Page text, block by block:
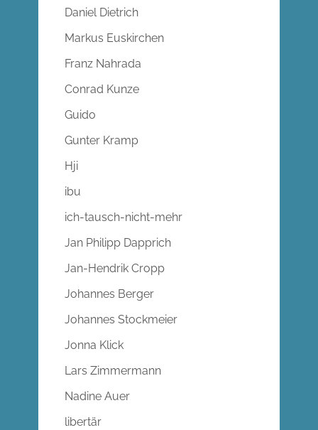
Daniel Dietrich
Markus Euskirchen
Franz Nahrada
Conrad Kunze
Guido
Gunter Kramp
Hji
ibu
ich-tausch-nicht-mehr
Jan Philipp Dapprich
Jan-Hendrik Cropp
Johannes Berger
Johannes Stockmeier
Jonna Klick
Lars Zimmermann
Nadine Auer
libertär